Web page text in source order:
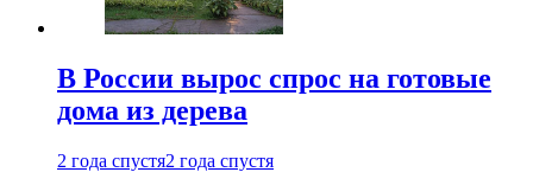
В России вырос спрос на готовые
дома из дерева
2 года спустя2 года спустя